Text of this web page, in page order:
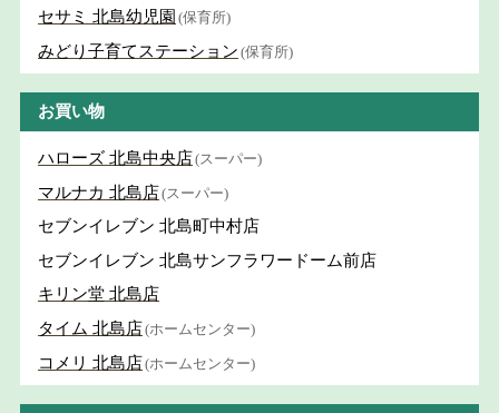
セサミ 北島幼児園 (保育所)
みどり子育てステーション (保育所)
お買い物
ハローズ 北島中央店(スーパー)
マルナカ 北島店(スーパー)
セブンイレブン 北島町中村店
セブンイレブン 北島サンフラワードーム前店
キリン堂 北島店
タイム 北島店(ホームセンター)
コメリ 北島店(ホームセンター)